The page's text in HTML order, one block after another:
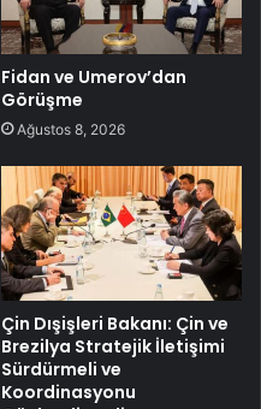
Fidan ve Umerov’dan
Görüşme
Ağustos 8, 2026
Çin Dışişleri Bakanı: Çin ve
Brezilya Stratejik İletişimi
Sürdürmeli ve
Koordinasyonu